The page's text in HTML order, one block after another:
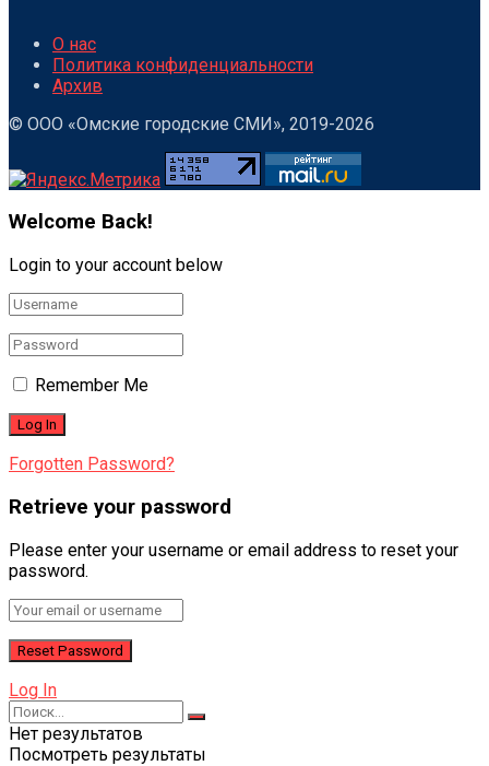
О нас
Политика конфиденциальности
Архив
© ООО «Омские городские СМИ», 2019-2026
Welcome Back!
Login to your account below
Remember Me
Forgotten Password?
Retrieve your password
Please enter your username or email address to reset your
password.
Log In
Нет результатов
Посмотреть результаты